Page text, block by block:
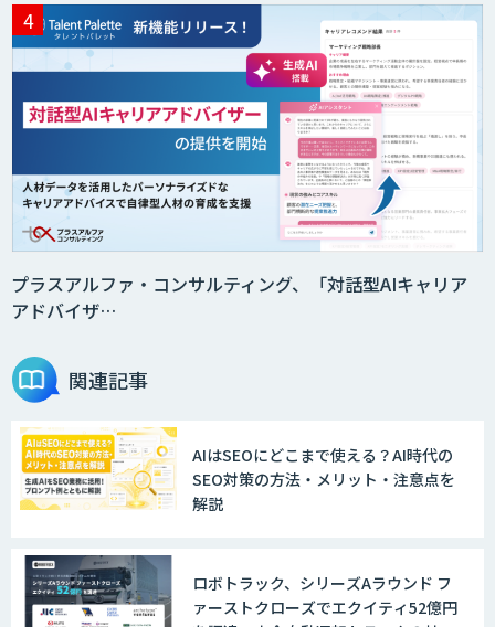
プラスアルファ・コンサルティング、「対話型AIキャリア
アドバイザ…
関連記事
AIはSEOにどこまで使える？AI時代の
SEO対策の方法・メリット・注意点を
解説
ロボトラック、シリーズAラウンド フ
ァーストクローズでエクイティ52億円